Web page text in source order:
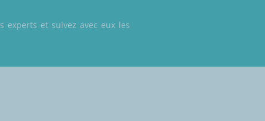
experts et suivez avec eux les